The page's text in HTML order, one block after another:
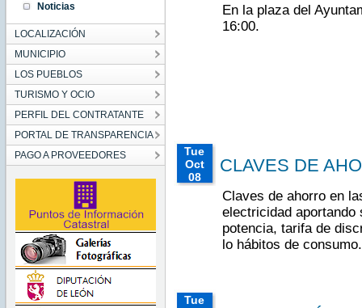
Noticias
LOCALIZACIÓN
MUNICIPIO
LOS PUEBLOS
TURISMO Y OCIO
PERFIL DEL CONTRATANTE
PORTAL DE TRANSPARENCIA
PAGO A PROVEEDORES
En la plaza del
16:00.
Tue
Oct
08
00:00:00
00:00:00
CEST
CLAVES DE
Claves de ahorro en
electricidad aportando
potencia, tarifa de
lo hábitos de consumo.
Tue